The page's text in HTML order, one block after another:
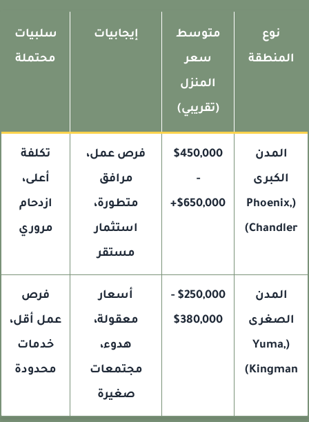
نوع
المنطقة
متوسط
سعر
المنزل
(تقريبي)
إيجابيات
سلبيات
محتملة
المدن
الكبرى
(Phoenix,
$450,000
$650,000+
فرص عمل،
مرافق
متطورة،
استثمار
مستقر
تكلفة
أعلى،
ازدحام
مروري
المدن
الصغرى
(Yuma,
$250,000 -
$380,000
أسعار
معقولة،
هدوء،
مجتمعات
صغيرة
فرص
عمل أقل،
خدمات
محدودة